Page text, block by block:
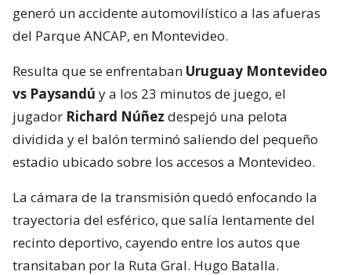
generó un accidente automovilístico a las afueras
del Parque ANCAP, en Montevideo.
Resulta que se enfrentaban Uruguay Montevideo
vs Paysandú y a los 23 minutos de juego, el
jugador Richard Núñez despejó una pelota
dividida y el balón terminó saliendo del pequeño
estadio ubicado sobre los accesos a Montevideo.
La cámara de la transmisión quedó enfocando la
trayectoria del esférico, que salía lentamente del
recinto deportivo, cayendo entre los autos que
transitaban por la Ruta Gral. Hugo Batalla.